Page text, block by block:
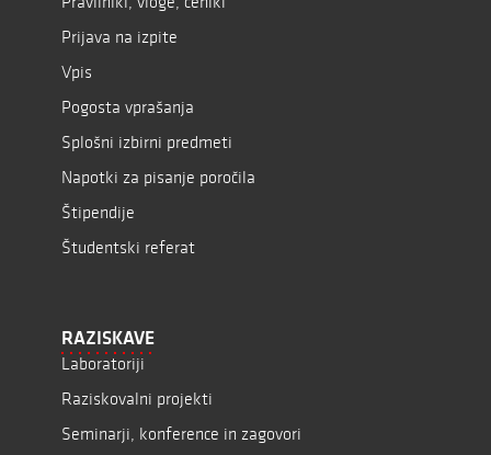
Prijava na izpite
Vpis
Pogosta vprašanja
Splošni izbirni predmeti
Napotki za pisanje poročila
Štipendije
Študentski referat
RAZISKAVE
Laboratoriji
Raziskovalni projekti
Seminarji, konference in zagovori